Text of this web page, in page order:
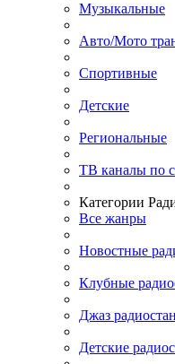
Музыкальные
Авто/Мото
Спортивные
Детские
Региональные
ТВ каналы по
Категории
Все жанры
Новостные
Клубные
Джаз
Детские